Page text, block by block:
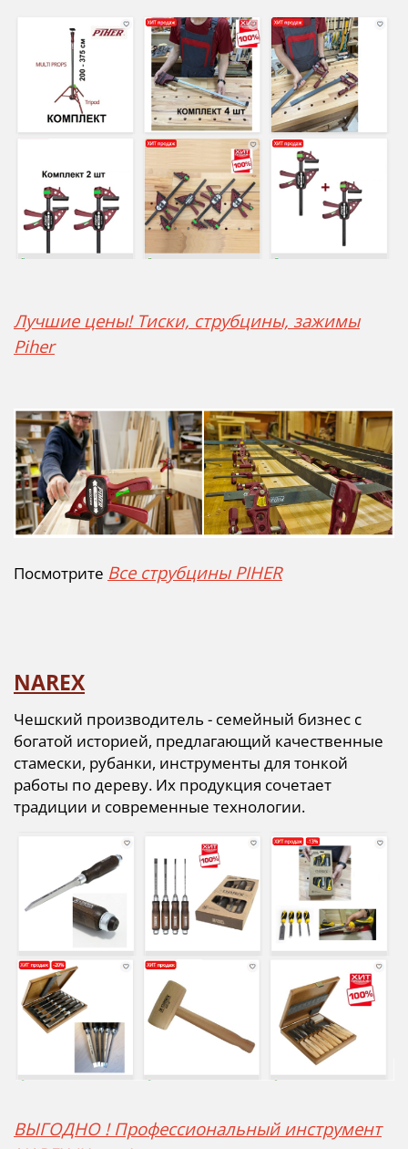
Лучшие цены! Тиски, струбцины, зажимы
Piher
Посмотрите Все струбцины PIHER
NAREX
Чешский производитель - семейный бизнес с
богатой историей, предлагающий качественные
стамески, рубанки, инструменты для тонкой
работы по дереву. Их продукция сочетает
традиции и современные технологии.
ВЫГОДНО ! Профессиональный инструмент